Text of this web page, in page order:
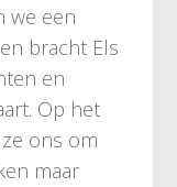
we een
bracht Els
en
Op het
ons om
maar